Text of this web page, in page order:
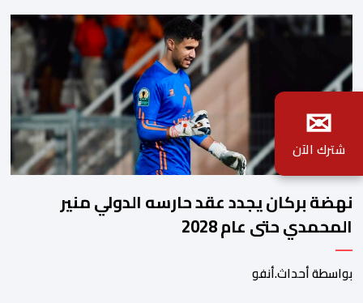
نهضة بركان يجدد عقد حارسه الدولي منير
المحمدي حتى عام 2028
بواسطة أحداث.أنفو
✉
شترك الآن